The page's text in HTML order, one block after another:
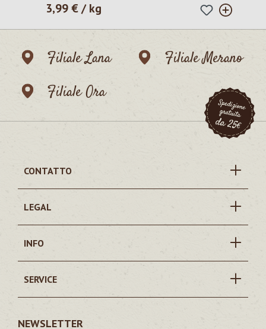
Prezzo normale:
3,99 € / kg
Filiale Lana
Filiale Merano
Filiale Ora
CONTATTO
LEGAL
INFO
SERVICE
NEWSLETTER